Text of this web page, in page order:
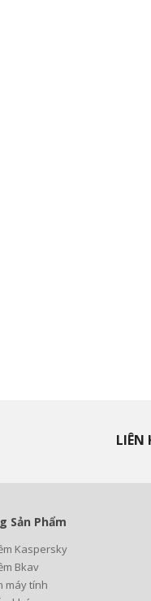
LIÊN
Sản Phẩm
Kaspersky
Bkav
máy tính